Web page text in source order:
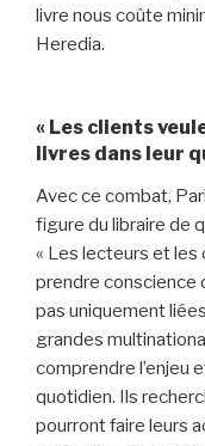
livre nous coûte
Heredia.
« Les clients
livres dans leur
Avec ce combat,
figure du libraire de
« Les lecteurs et les
prendre conscience
pas uniquement
grandes
comprendre l’enjeu
quotidien. Ils
pourront faire leurs